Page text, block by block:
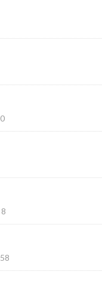
0
8
58